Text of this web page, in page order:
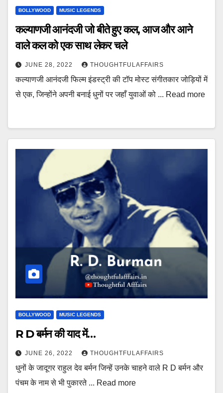
BOLLYWOOD MUSIC LEGENDS
कल्याणजी आनंदजी जो बीते हुए कल, आज और आने
वाले कल को एक साथ लेकर चले
JUNE 28, 2022 THOUGHTFULAFFAIRS
कल्याणजी आनंदजी फिल्म इंडस्ट्री की टॉप मोस्ट संगीतकार जोड़ियों में
से एक, जिन्होंने अपनी बनाई धुनों पर जहाँ युवाओं को ... Read more
BOLLYWOOD MUSIC LEGENDS
R D बर्मन की याद में…
JUNE 26, 2022 THOUGHTFULAFFAIRS
धुनों के जादूगर राहुल देव बर्मन जिन्हें उनके चाहने वाले R D बर्मन और
पंचम के नाम से भी पुकारते ... Read more